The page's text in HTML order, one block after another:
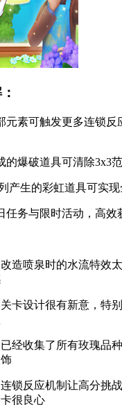
元素可触发更多连锁反
的爆破道具可清除3x3
产生的彩虹道具可实
任务与限时活动，高效
改造喷泉时的水流特效
关卡设计很有新意，特
已经收集了所有玫瑰品
连锁反应机制让高分挑
很良心